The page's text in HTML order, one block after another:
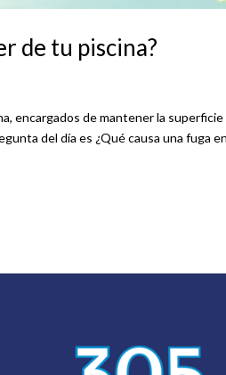
de tu piscina?
encargados de mantener la superficie
del día es ¿Qué causa una fuga